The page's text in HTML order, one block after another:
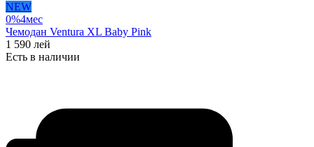
NEW
0%4мес
Чемодан Ventura XL Baby Pink
1 590 лей
Есть в наличии